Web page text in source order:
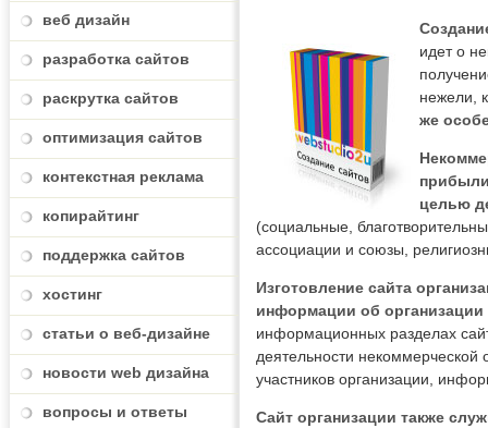
веб дизайн
разработка сайтов
раскрутка сайтов
оптимизация сайтов
контекстная реклама
копирайтинг
поддержка сайтов
хостинг
статьи о веб-дизайне
новости web дизайна
вопросы и ответы
идет о
нежели,
же
целью
(социальные,
ассоциации и союзы,
Изготовление сайта
информации об организации
информационных разделах
деятельности
участников организации,
Сайт организации также